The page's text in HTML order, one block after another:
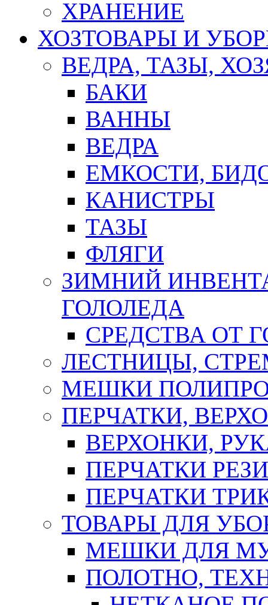
ХРАНЕНИЕ
ХОЗТОВАРЫ И
ВЕДРА, ТАЗЫ,
БАКИ
ВАННЫ
ВЕДРА
ЕМКОСТИ,
КАНИСТРЫ
ТАЗЫ
ФЛЯГИ
ЗИМНИЙ
ГОЛОЛЕДА
СРЕДСТВА ОТ
ЛЕСТНИЦЫ,
МЕШКИ
ПЕРЧАТКИ,
ВЕРХОНКИ,
ПЕРЧАТКИ
ПЕРЧАТКИ
ТОВАРЫ ДЛЯ
МЕШКИ ДЛЯ
ПОЛОТНО,